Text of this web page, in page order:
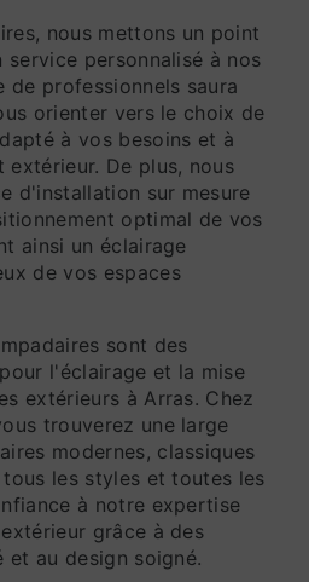
nous mettons un point
personnalisé à nos
de professionnels saura
orienter vers le choix de
à vos besoins et à
extérieur. De plus, nous
d'installation sur mesure
optimal de vos
ainsi un éclairage
de vos espaces
sont des
l'éclairage et la mise
extérieurs à Arras. Chez
trouverez une large
modernes, classiques
les styles et toutes les
à notre expertise
grâce à des
et au design soigné.